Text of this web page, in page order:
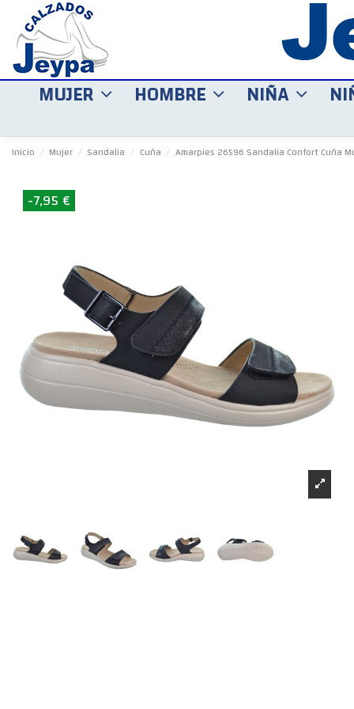
MUJER HOMBRE NIÑA
Inicio Mujer Sandalia Cuña Amarpies 26596 Sandalia Confort Cuña
-7,95 €